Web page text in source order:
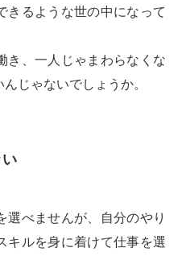
きるような世の中になって
き、一人じゃまわらなくな
じゃないでしょうか。
選べませんが、自分のやり
キルを身に着けて仕事を選